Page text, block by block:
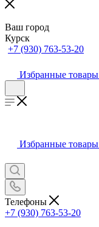
Ваш город
Курск
+7 (930) 763-53-20
Избранные товары
Избранные товары
Телефоны
+7 (930) 763-53-20